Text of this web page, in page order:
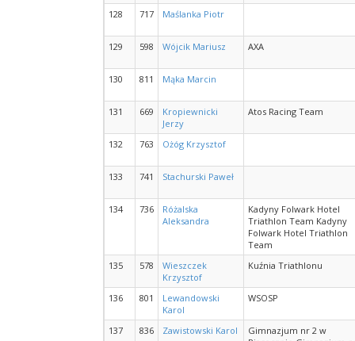
128 717 Maślanka Piotr
129 598 Wójcik Mariusz AXA
130 811 Mąka Marcin
131 669
Kropiewnicki
Jerzy
Atos Racing Team
132 763 Ożóg Krzysztof
133 741 Stachurski Paweł
134 736
Różalska
Aleksandra
Kadyny Folwark Hotel
Triathlon Team Kadyny
Folwark Hotel Triathlon
Team
135
578
Wieszczek
Krzysztof
Kuźnia Triathlonu
136 801
Lewandowski
Karol
WSOSP
137 836 Zawistowski Karol
Gimnazjum nr 2 w